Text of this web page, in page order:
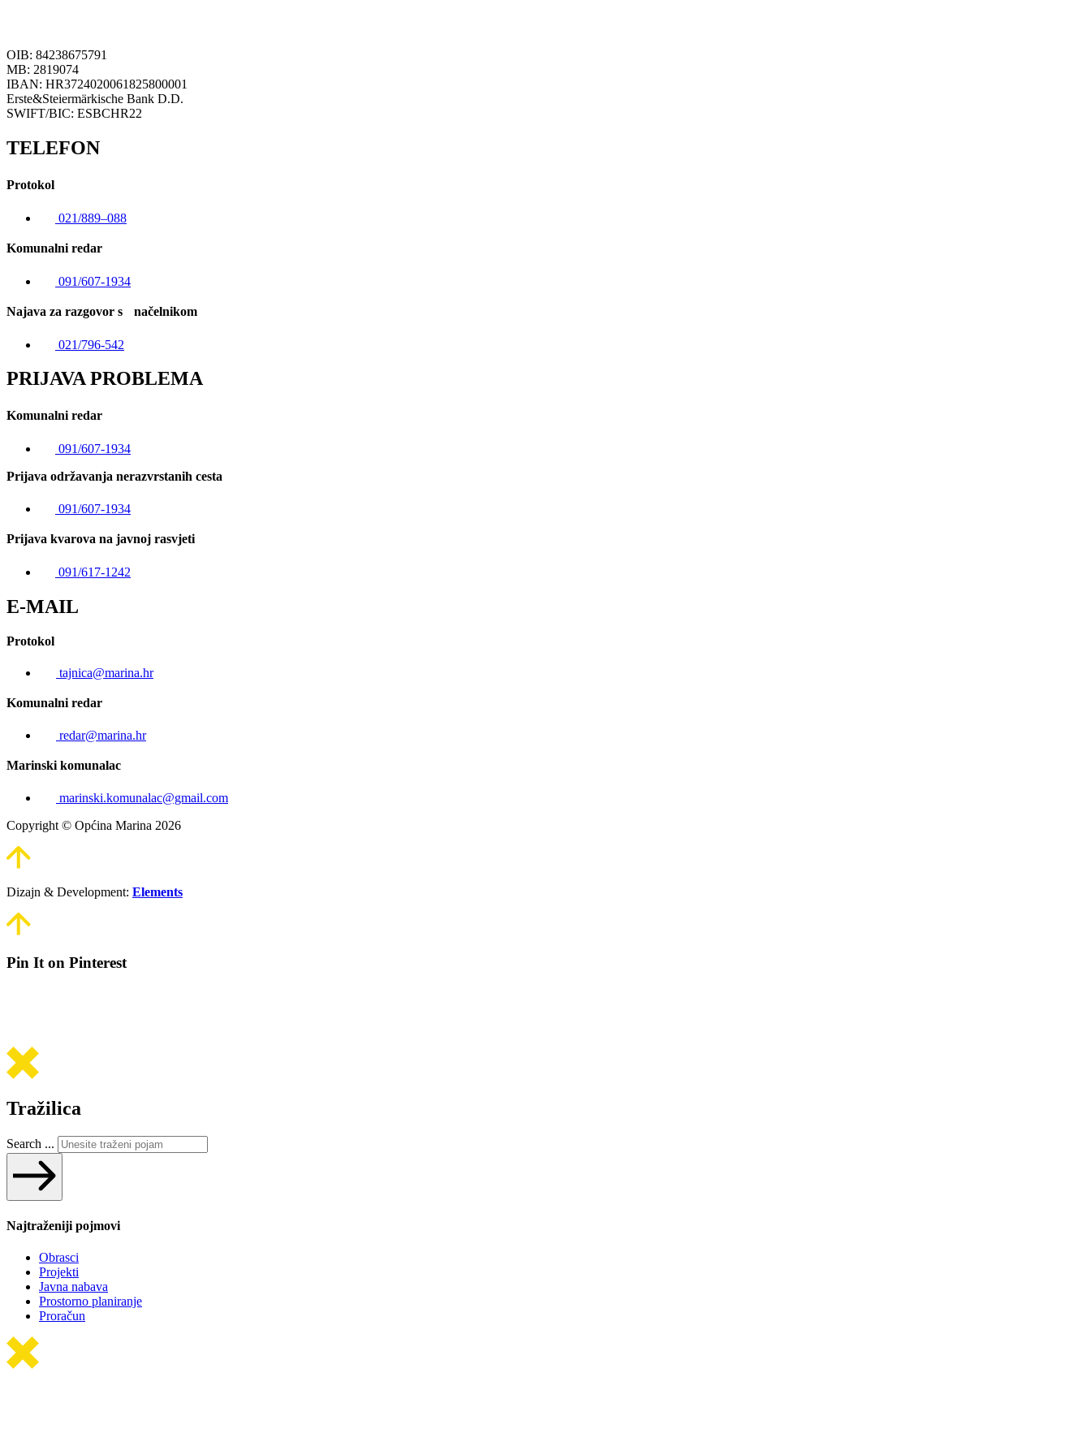
OIB: 84238675791
MB: 2819074
IBAN: HR3724020061825800001
Erste&Steiermärkische Bank D.D.
SWIFT/BIC: ESBCHR22
TELEFON
Protokol
021/889–088
Komunalni redar
091/607-1934
Najava za razgovor s načelnikom
021/796-542
PRIJAVA PROBLEMA
Komunalni redar
091/607-1934
Prijava održavanja nerazvrstanih cesta
091/607-1934
Prijava kvarova na javnoj rasvjeti
091/617-1242
E-MAIL
Protokol
tajnica@marina.hr
Komunalni redar
redar@marina.hr
Marinski komunalac
marinski.komunalac@gmail.com
Copyright © Općina Marina 2026
Dizajn & Development: Elements
Pin It on Pinterest
Tražilica
Search ...
Najtraženiji pojmovi
Obrasci
Projekti
Javna nabava
Prostorno planiranje
Proračun